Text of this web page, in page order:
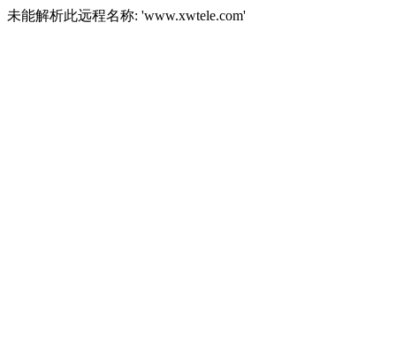
未能解析此远程名称: 'www.xwtele.com'